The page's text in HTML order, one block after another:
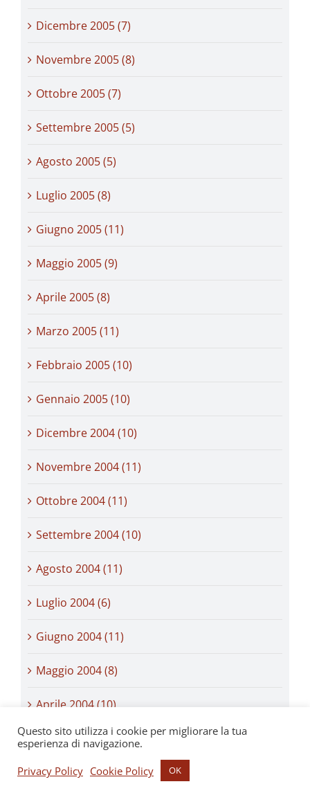
Dicembre 2005 (7)
Novembre 2005 (8)
Ottobre 2005 (7)
Settembre 2005 (5)
Agosto 2005 (5)
Luglio 2005 (8)
Giugno 2005 (11)
Maggio 2005 (9)
Aprile 2005 (8)
Marzo 2005 (11)
Febbraio 2005 (10)
Gennaio 2005 (10)
Dicembre 2004 (10)
Novembre 2004 (11)
Ottobre 2004 (11)
Settembre 2004 (10)
Agosto 2004 (11)
Luglio 2004 (6)
Giugno 2004 (11)
Maggio 2004 (8)
Aprile 2004 (10)
Marzo 2004 (10)
Febbraio 2004 (9)
Questo sito utilizza i cookie per migliorare la tua
esperienza di navigazione.
Privacy Policy Cookie Policy OK